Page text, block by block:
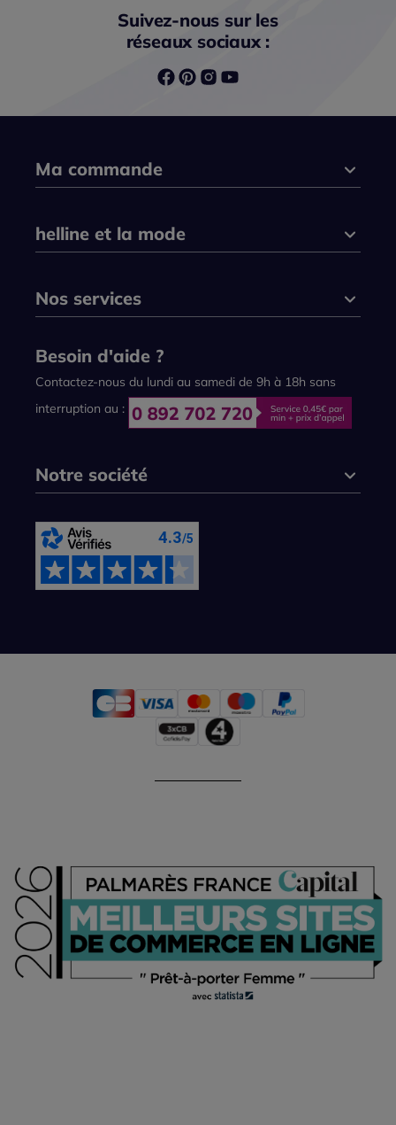
Suivez-nous sur les
réseaux sociaux :
Ma commande
helline et la mode
Nos services
Besoin d'aide ?
Contactez-nous du lundi au samedi de 9h à 18h sans
interruption au :
Notre société